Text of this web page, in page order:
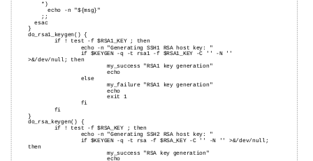
*)
echo -n "${msg}"
;;
esac
}
do_rsa1_keygen() {
if ! test -f $RSA1_KEY ; then
echo -n "Generating SSH1 RSA host key: "
if $KEYGEN -q -t rsa1 -f $RSA1_KEY -C '' -N ''
>&/dev/null; then
my_success "RSA1 key generation"
echo
else
my_failure "RSA1 key generation"
echo
exit 1
fi
fi
}
do_rsa_keygen() {
if ! test -f $RSA_KEY ; then
echo -n "Generating SSH2 RSA host key: "
if $KEYGEN -q -t rsa -f $RSA_KEY -C '' -N '' >&/dev/null;
then
my_success "RSA key generation"
echo